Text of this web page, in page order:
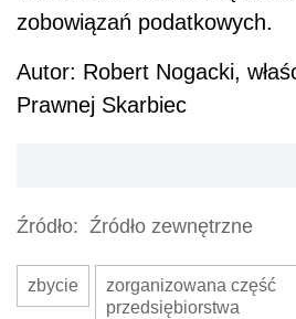
zobowiązań podatkowych.
Autor: Robert Nogacki,
Prawnej Skarbiec
Źródło: Źródło zewnętrzne
zbycie
zorganizowana część
przedsiębiorstwa